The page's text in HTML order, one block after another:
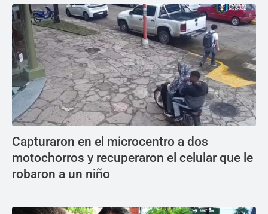
Capturaron en el microcentro a dos
motochorros y recuperaron el celular que le
robaron a un niño